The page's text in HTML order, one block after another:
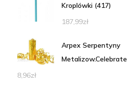
Kroplówki (417)
187,99zł
Arpex Serpentyny
Metalizow.Celebrate
8,96zł